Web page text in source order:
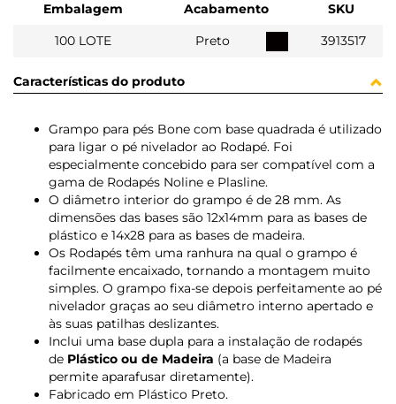
Embalagem Acabamento
SKU
100 LOTE
Preto 3913517
Características do produto
Grampo para pés Bone com base quadrada é utilizado
para ligar o pé nivelador ao Rodapé. Foi
especialmente concebido para ser compatível com a
gama de Rodapés Noline e Plasline.
O diâmetro interior do grampo é de 28 mm. As
dimensões das bases são 12x14mm para as bases de
plástico e 14x28 para as bases de madeira.
Os Rodapés têm uma ranhura na qual o grampo é
facilmente encaixado, tornando a montagem muito
simples. O grampo fixa-se depois perfeitamente ao pé
nivelador graças ao seu diâmetro interno apertado e
às suas patilhas deslizantes.
Inclui uma base dupla para a instalação de rodapés
de Plástico ou de Madeira (a base de Madeira
permite aparafusar diretamente).
Fabricado em Plástico Preto.